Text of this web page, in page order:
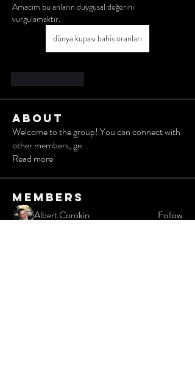
Amacım bu anların duygusal değerini
vurgulamaktır.
dünya kupası bahis oranları
About
Welcome to the group! You can connect with
other members, ge...
Read more
Members
Albert Corokin
Follow